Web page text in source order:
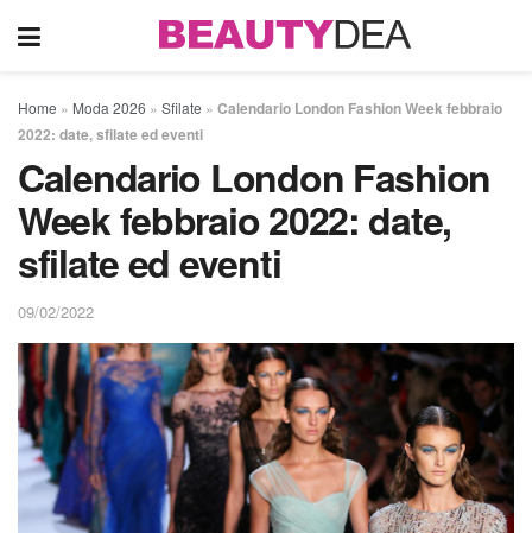
Home » Moda 2026 » Sfilate » Calendario London Fashion Week febbraio
2022: date, sfilate ed eventi
Calendario London Fashion
Week febbraio 2022: date,
sfilate ed eventi
09/02/2022